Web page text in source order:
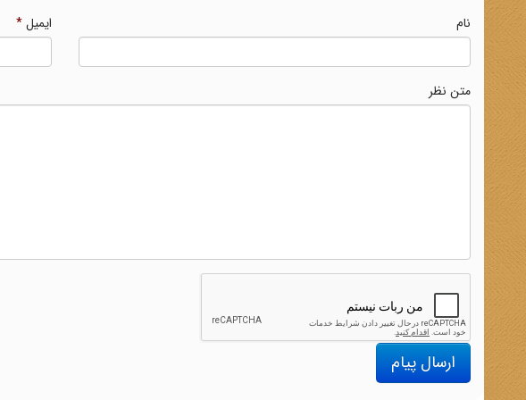
نام ایمیل*
متن نظر
ارسال پیام